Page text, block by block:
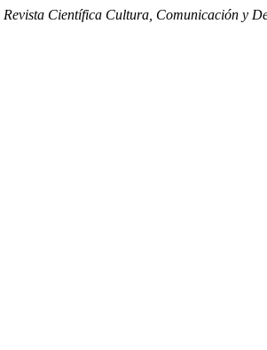
Revista Científica Cultura, Comunicación y